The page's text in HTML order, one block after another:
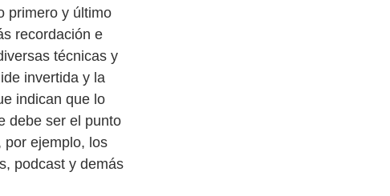
primero y último
recordación e
técnicas y
invertida y la
indican que lo
debe ser el punto
por ejemplo, los
podcast y demás